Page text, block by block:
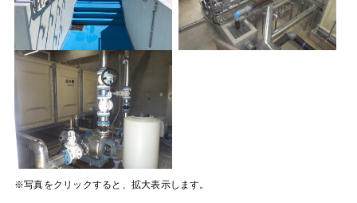
写真をクリックすると、拡大表示します。